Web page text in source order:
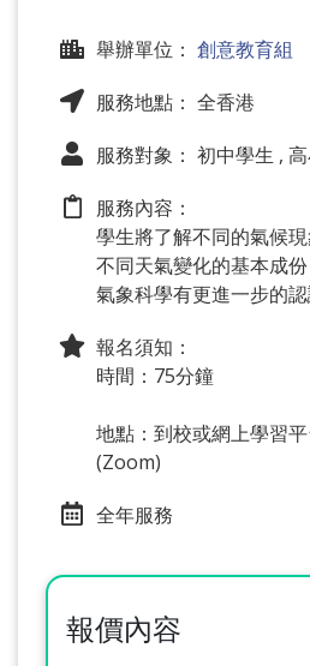
舉辦單位： 創意教育組
服務地點： 全香港
服務對象： 初中學生 ,
服務內容：
學生將了解不同的氣候
不同天氣變化的基本成
氣象科學有更進一步的認
報名須知：
時間：75分鐘
地點：到校或網上學習平
(Zoom)
全年服務
報價內容